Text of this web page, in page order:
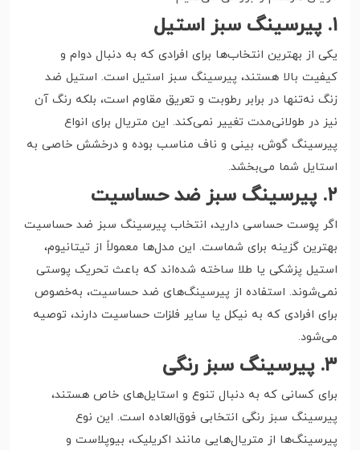
۱. پیرسینگ سبز استیل
یکی از بهترین انتخاب‌ها برای افرادی که به دنبال دوام و
کیفیت بالا هستند، پیرسینگ سبز استیل است. استیل ضد
زنگ نه‌تنها در برابر رطوبت و تعریق مقاوم است، بلکه رنگ آن
نیز در طولانی‌مدت تغییر نمی‌کند. این متریال برای انواع
پیرسینگ گوش، بینی و ناف مناسب بوده و درخشش خاصی به
استایل شما می‌بخشد.
۲. پیرسینگ سبز ضد حساسیت
اگر پوست حساسی دارید، انتخاب پیرسینگ سبز ضد حساسیت
بهترین گزینه برای شماست. این مدل‌ها معمولاً از تیتانیوم،
استیل پزشکی یا طلا ساخته شده‌اند که باعث تحریک پوستی
نمی‌شوند. استفاده از پیرسینگ‌های ضد حساسیت، به‌خصوص
برای افرادی که به نیکل یا سایر فلزات حساسیت دارند، توصیه
می‌شود.
۳. پیرسینگ سبز رنگی
برای کسانی که به دنبال تنوع و استایل‌های خاص هستند،
پیرسینگ سبز رنگی انتخابی فوق‌العاده است. این نوع
پیرسینگ‌ها از متریال‌هایی مانند اکریلیک، بیوپلاست و